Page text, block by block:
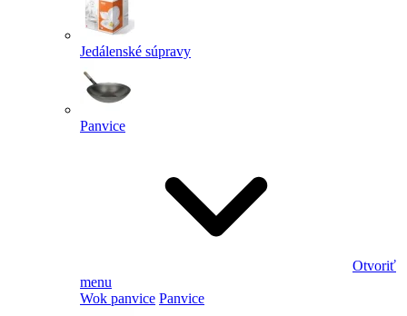
Jedálenské súpravy
Panvice
Otvoriť
menu
Wok panvice Panvice